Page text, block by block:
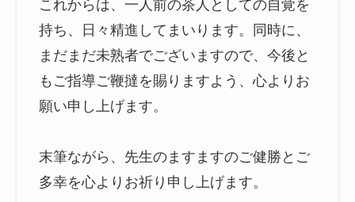
これからは、一人前の茶人としての自覚を
持ち、日々精進してまいります。同時に、
まだまだ未熟者でございますので、今後と
もご指導ご鞭撻を賜りますよう、心よりお
願い申し上げます。
末筆ながら、先生のますますのご健勝とご
多幸を心よりお祈り申し上げます。